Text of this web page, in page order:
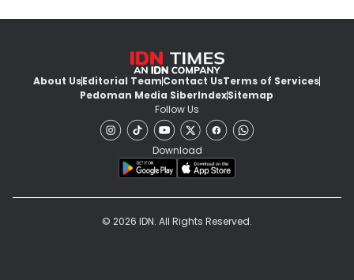
About UsEditorial TeamContact UsTerms of Services
Pedoman Media SiberIndexSitemap
Follow Us
Download
© 2026 IDN. All Rights Reserved.